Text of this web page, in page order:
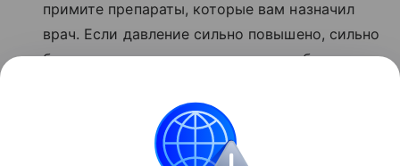
примите препараты, которые вам назначил
врач. Если давление сильно повышено, сильно
болит голова, есть тошнота или слабость —